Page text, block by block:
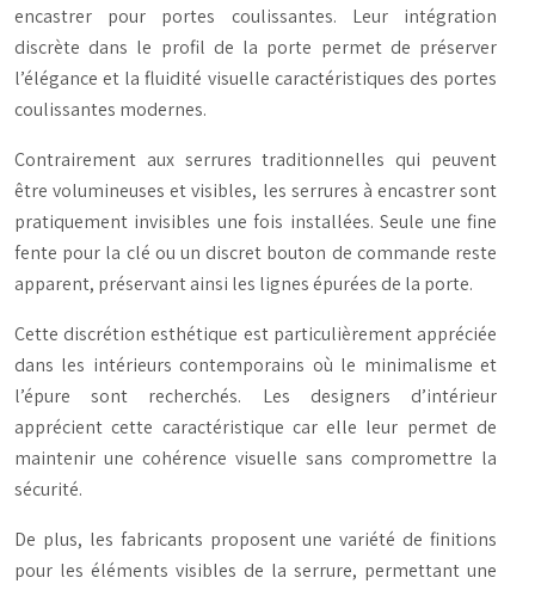
encastrer pour portes coulissantes. Leur intégration
discrète dans le profil de la porte permet de préserver
l’élégance et la fluidité visuelle caractéristiques des portes
coulissantes modernes.
Contrairement aux serrures traditionnelles qui peuvent
être volumineuses et visibles, les serrures à encastrer sont
pratiquement invisibles une fois installées. Seule une fine
fente pour la clé ou un discret bouton de commande reste
apparent, préservant ainsi les lignes épurées de la porte.
Cette discrétion esthétique est particulièrement appréciée
dans les intérieurs contemporains où le minimalisme et
l’épure sont recherchés. Les designers d’intérieur
apprécient cette caractéristique car elle leur permet de
maintenir une cohérence visuelle sans compromettre la
sécurité.
De plus, les fabricants proposent une variété de finitions
pour les éléments visibles de la serrure, permettant une